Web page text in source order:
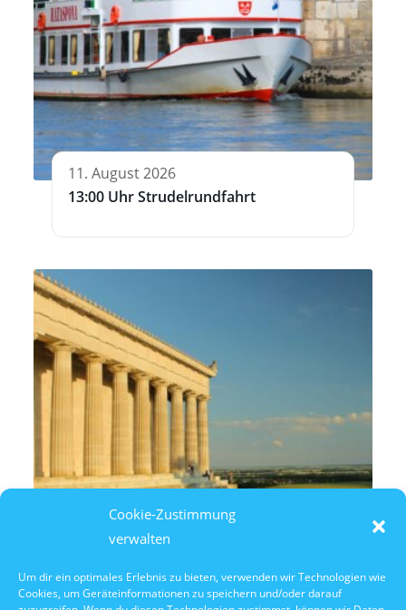
Cookie-Zustimmung
verwalten
Um dir ein optimales Erlebnis zu bieten, verwenden wir Technologien wie
Cookies, um Geräteinformationen zu speichern und/oder darauf
11. August 2026
13:00 Uhr Strudelrundfahrt
11. August 2026